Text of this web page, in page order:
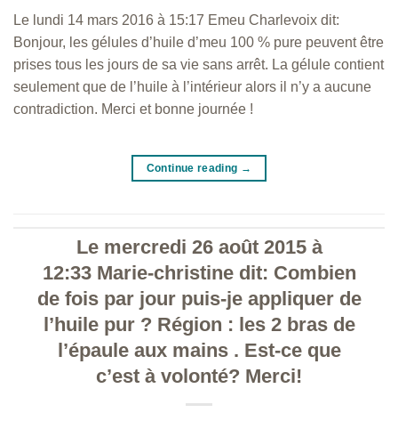
Le lundi 14 mars 2016 à 15:17 Emeu Charlevoix dit:
Bonjour, les gélules d’huile d’meu 100 % pure peuvent être
prises tous les jours de sa vie sans arrêt. La gélule contient
seulement que de l’huile à l’intérieur alors il n’y a aucune
contradiction. Merci et bonne journée !
Continue reading →
Le mercredi 26 août 2015 à
12:33 Marie-christine dit: Combien
de fois par jour puis-je appliquer de
l’huile pur ? Région : les 2 bras de
l’épaule aux mains . Est-ce que
c’est à volonté? Merci!